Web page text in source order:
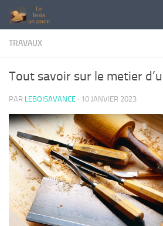
Skip to content
TRAVAUX
Tout savoir sur le metier
PAR LEBOISAVANCE · 10 JANVIER 2023